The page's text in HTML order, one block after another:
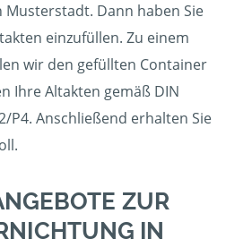
Dann haben Sie
einzufüllen. Zu einem
wir den gefüllten Container
Ihre Altakten gemäß DIN
P4. Anschließend erhalten Sie
ZUR
IN